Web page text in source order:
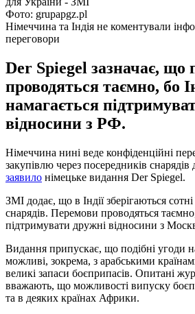
Фото: grupapgz.pl
Німеччина та Індія не коментували
переговори
Der Spiegel зазначає, що
проводяться таємно, бо
намагається
відносини з РФ.
Німеччина нині веде конфіденційні
закупівлю через посередників
заявило німецьке видання Der Spiegel.
ЗМІ додає, що в Індії зберігаються
снарядів. Перемови проводяться
підтримувати дружні відносини з
Видання припускає, що подібні угоди
можливі, зокрема, з арабськими
великі запаси боєприпасів. Опитані
вважають, що можливості випуску
та в деяких країнах Африки.